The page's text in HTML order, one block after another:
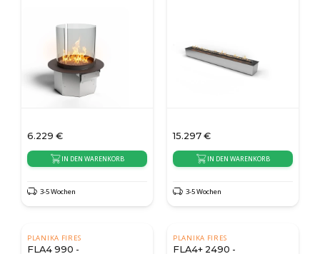
6.229 €
IN DEN WARENKORB
3-5 Wochen
15.297 €
IN DEN WARENKORB
3-5 Wochen
PLANIKA FIRES
FLA4 990 -
PLANIKA FIRES
FLA4+ 2490 -